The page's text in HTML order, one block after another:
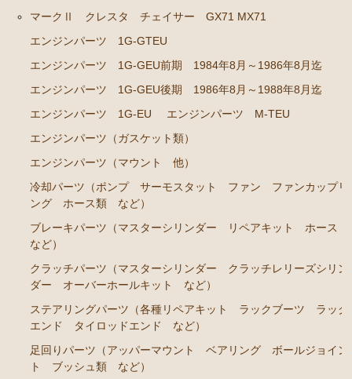
ブレーキパーツ（マスターシリンダー リペアキッ
ト ホース など）
クラッチパーツ（マスターシリンダー クラッチレリ
足回りパーツ（アッパーマウント ベアリング ボー
ーゲージなど）
駆動パーツ（センターサポートベアリング ドライブ
シャフトブーツ など）
エアコン ヒーター関係
マークⅡ クレスタ チェイサー GX81 JZX81
エンジンパーツ 1G-GTE
エンジンパーツ 1JZ-GTE
マークⅡ クレスタ チェイサー GX71 MX71
エンジンパーツ 1G-GTEU
エンジンパーツ 1G-GEU前期 1984年8月～1986年8月迄
エンジンパーツ 1G-GEU後期 1986年8月～1988年8月迄
エンジンパーツ 1G-EU
エンジンパーツ M-TEU
エンジンパーツ（ガスケット類）
エンジンパーツ（マウント 他）
冷却パーツ（ポンプ サーモスタット ファン ファンカップリ
ング ホース類 など）
ブレーキパーツ（マスターシリンダー リペアキット ホース
など）
クラッチパーツ（マスターシリンダー クラッチレリーズシリン
ダー オーバーホールキット など）
ステアリングパーツ（各種リペアキット ラックブーツ ラック
エンド タイロッドエンド など）
足回りパーツ（アッパーマウント ベアリング ボールジョイン
ト ブッシュ類 など）